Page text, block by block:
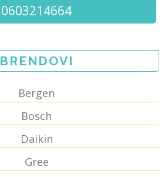
0603214664
BRENDOVI
Bergen
Bosch
Daikin
Gree